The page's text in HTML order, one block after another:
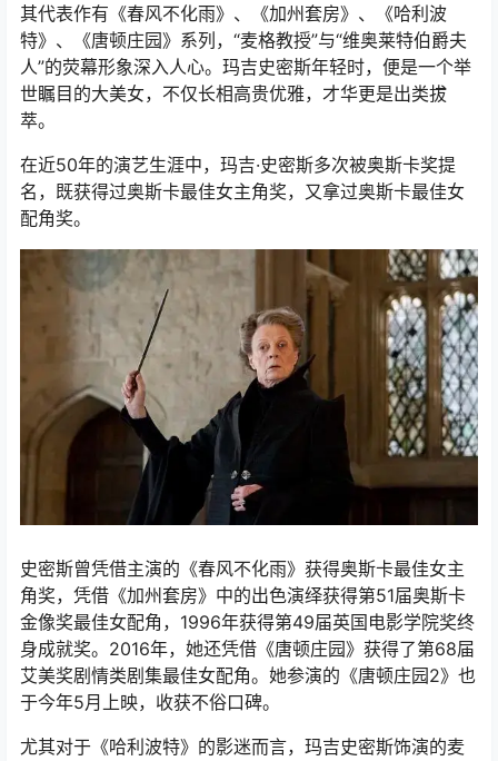
其代表作有《春风不化雨》、《加州套房》、《哈利波
特》、《唐顿庄园》系列，“麦格教授”与“维奥莱特伯爵夫
人”的荧幕形象深入人心。玛吉史密斯年轻时，便是一个举
世瞩目的大美女，不仅长相高贵优雅，才华更是出类拔
萃。
在近50年的演艺生涯中，玛吉·史密斯多次被奥斯卡奖提
名，既获得过奥斯卡最佳女主角奖，又拿过奥斯卡最佳女
配角奖。
史密斯曾凭借主演的《春风不化雨》获得奥斯卡最佳女主
角奖，凭借《加州套房》中的出色演绎获得第51届奥斯卡
金像奖最佳女配角，1996年获得第49届英国电影学院奖终
身成就奖。2016年，她还凭借《唐顿庄园》获得了第68届
艾美奖剧情类剧集最佳女配角。她参演的《唐顿庄园2》也
于今年5月上映，收获不俗口碑。
尤其对于《哈利波特》的影迷而言，玛吉史密斯饰演的麦